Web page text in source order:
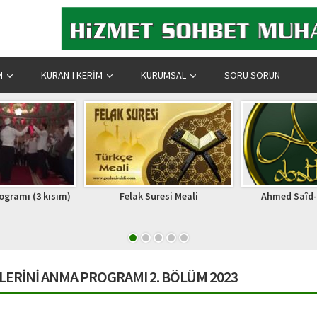
KURAN-I KERIM KURUMSAL SORU SORUN
Meali Ahmed Saîd-i Fârûkî (k.s)
Soru,Cevap-
ANMA PROGRAMI 2. BÖLÜM 2023